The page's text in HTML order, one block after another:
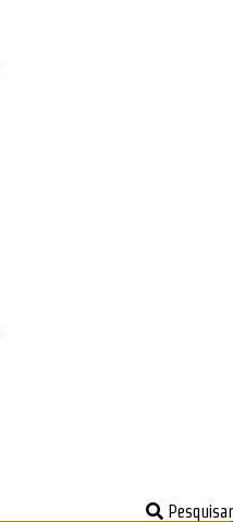
Pesquisar